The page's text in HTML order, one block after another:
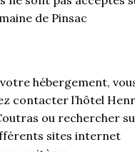
de Pinsac
hébergement,
contacter l’hôtel
ou rechercher
sites internet